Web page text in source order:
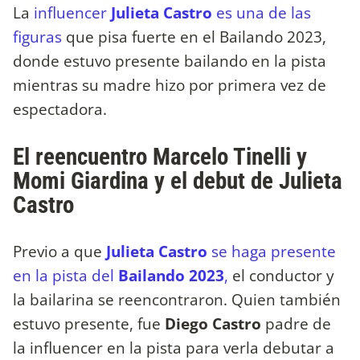
La influencer Julieta Castro es una de las
figuras que pisa fuerte en el Bailando 2023,
donde estuvo presente bailando en la pista
mientras su madre hizo por primera vez de
espectadora.
El reencuentro Marcelo Tinelli y
Momi Giardina y el debut de Julieta
Castro
Previo a que Julieta Castro se haga presente
en la pista del Bailando 2023, el conductor y
la bailarina se reencontraron. Quien también
estuvo presente, fue Diego Castro padre de
la influencer en la pista para verla debutar a